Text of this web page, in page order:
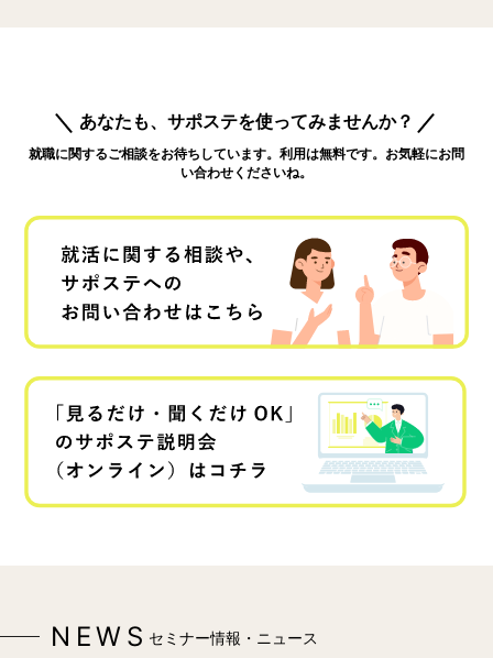
あなたも、サポステを使ってみませんか？
就職に関するご相談をお待ちしています。利用は無料です。お気軽にお問
い合わせくださいね。
NEWS セミナー情報・ニュース